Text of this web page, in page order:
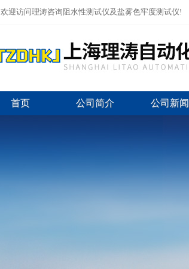
欢迎访问理涛咨询阻水性测试仪及盐雾色牢度测试仪!
首页 公司简介 公司新闻